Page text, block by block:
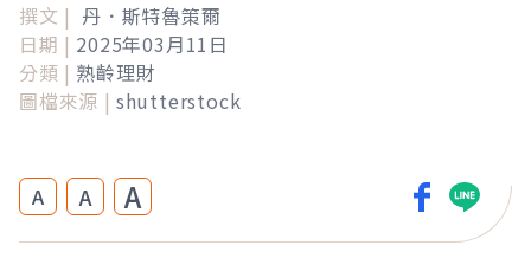
撰文 | 丹．斯特魯策爾
日期 | 2025年03月11日
分類 | 熟齡理財
圖檔來源 | shutterstock
A A A